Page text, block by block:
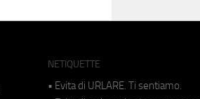
NETIQUETTE
• Evita di URLARE. Ti sentiamo.